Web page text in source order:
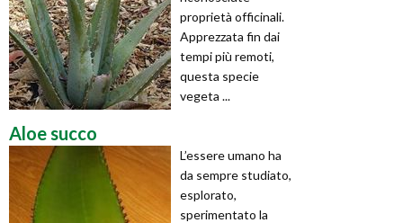
proprietà officinali.
Apprezzata fin dai
tempi più remoti,
questa specie
vegeta ...
Aloe succo
L’essere umano ha
da sempre studiato,
esplorato,
sperimentato la